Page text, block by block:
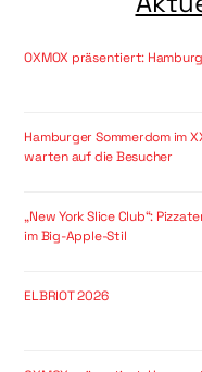
OXMOX präsentiert:
Hamburger Sommerdom im
warten auf die Besucher
„New York Slice Club“:
im Big-Apple-Stil
ELBRIOT 2026